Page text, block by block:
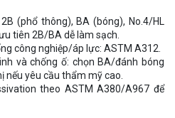
(phổ thông), BA (bóng), No.4/HL
tiên 2B/BA dễ làm sạch.
công nghiệp/áp lực: ASTM A312.
và chống ố: chọn BA/đánh bóng
yêu cầu thẩm mỹ cao.
theo ASTM A380/A967 để